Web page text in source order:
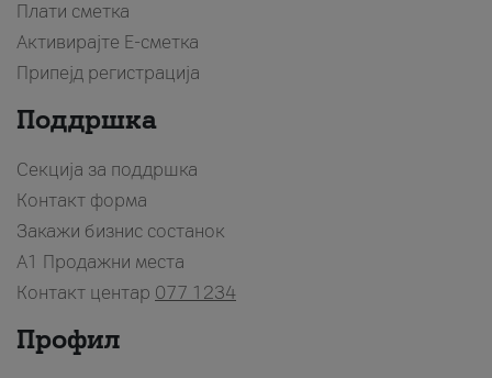
Плати сметка
Активирајте Е-сметка
Припејд регистрација
Поддршка
Секција за поддршка
Контакт форма
Закажи бизнис состанок
A1 Продажни места
Контакт центар 077 1234
Профил